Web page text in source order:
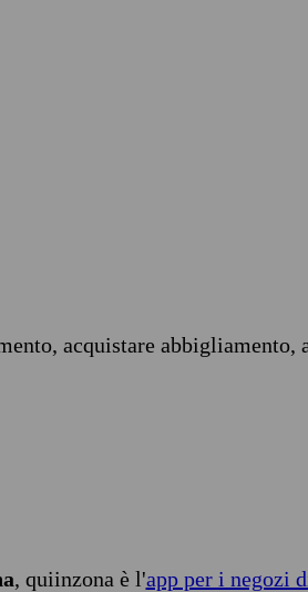
acquistare abbigliamento,
, quiinzona è l'app per i negozi